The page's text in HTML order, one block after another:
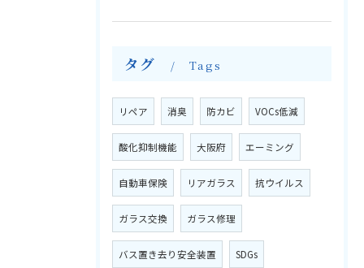
タグ Tags
リペア 消臭 防カビ VOCs低減
酸化抑制機能 大阪府 エーミング
自動車保険 リアガラス 抗ウイルス
ガラス交換 ガラス修理
バス置き去り安全装置 SDGs